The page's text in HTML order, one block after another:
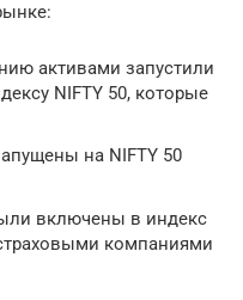
активами запустили
NIFTY 50, которые
на NIFTY 50
включены в индекс
компаниями